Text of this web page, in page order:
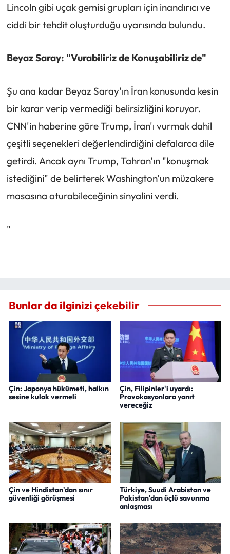
Lincoln gibi uçak gemisi grupları için inandırıcı ve
ciddi bir tehdit oluşturduğu uyarısında bulundu.
Beyaz Saray: "Vurabiliriz de Konuşabiliriz de"
Şu ana kadar Beyaz Saray'ın İran konusunda kesin
bir karar verip vermediği belirsizliğini koruyor.
CNN'in haberine göre Trump, İran'ı vurmak dahil
çeşitli seçenekleri değerlendirdiğini defalarca dile
getirdi. Ancak aynı Trump, Tahran'ın "konuşmak
istediğini" de belirterek Washington'un müzakere
masasına oturabileceğinin sinyalini verdi.
"
Bunlar da ilginizi çekebilir
Çin: Japonya hükümeti, halkın
sesine kulak vermeli
Çin, Filipinler'i uyardı:
Provokasyonlara yanıt
vereceğiz
Çin ve Hindistan'dan sınır
güvenliği görüşmesi
Türkiye, Suudi Arabistan ve
Pakistan'dan üçlü savunma
anlaşması